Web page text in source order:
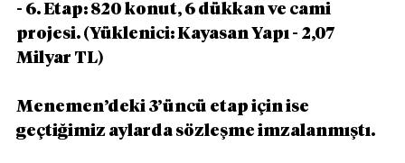
- 6. Etap: 820 konut, 6 dükkan ve cami
projesi. (Yüklenici: Kayasan Yapı - 2,07
Milyar TL)
Menemen’deki 3’üncü etap için ise
geçtiğimiz aylarda sözleşme imzalanmıştı.